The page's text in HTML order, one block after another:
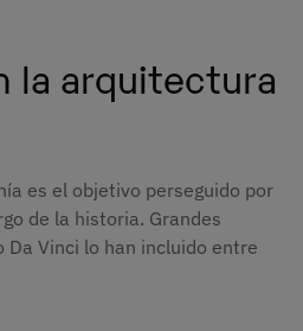
la arquitectura
es el objetivo perseguido por
de la historia. Grandes
Da Vinci lo han incluido entre